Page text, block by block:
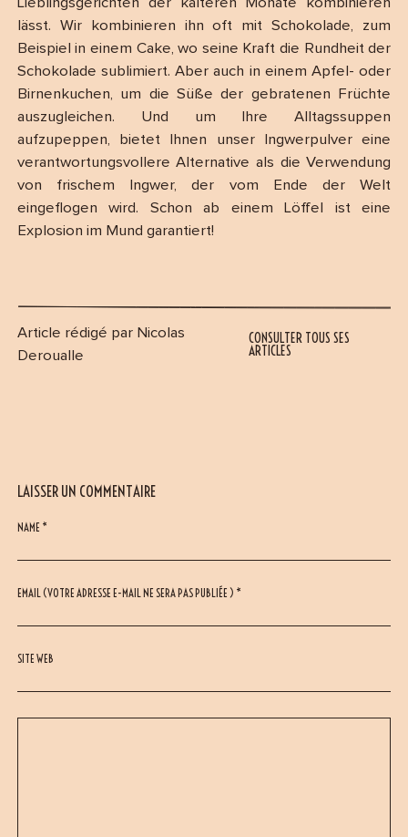
lässt. Wir kombinieren ihn oft mit Schokolade, zum
Beispiel in einem Cake, wo seine Kraft die Rundheit der
Schokolade sublimiert. Aber auch in einem Apfel- oder
Birnenkuchen, um die Süße der gebratenen Früchte
auszugleichen. Und um Ihre Alltagssuppen
aufzupeppen, bietet Ihnen unser Ingwerpulver eine
verantwortungsvollere Alternative als die Verwendung
von frischem Ingwer, der vom Ende der Welt
eingeflogen wird. Schon ab einem Löffel ist eine
Explosion im Mund garantiert!
Article rédigé par Nicolas
Deroualle
CONSULTER TOUS SES
ARTICLES
LAISSER UN COMMENTAIRE
NAME *
EMAIL (VOTRE ADRESSE E-MAIL NE SERA PAS PUBLIÉE ) *
SITE WEB